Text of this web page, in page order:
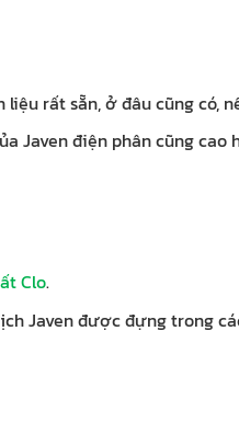
rất sẵn, ở đâu cũng có,
Javen điện phân cũng
Clo.
Javen được đựng trong